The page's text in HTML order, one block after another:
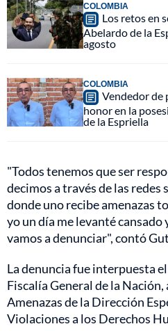
COLOMBIA
Los retos en
Abelardo de la
agosto
COLOMBIA
Vendedor de
honor en la
de la Espriella
"Todos tenemos que ser
decimos a través de las redes
donde uno recibe amenazas
yo un día me levanté cansado
vamos a denunciar", contó
La denuncia fue interpuesta
Fiscalía General de la
Amenazas de la Dirección
Violaciones a los Derechos